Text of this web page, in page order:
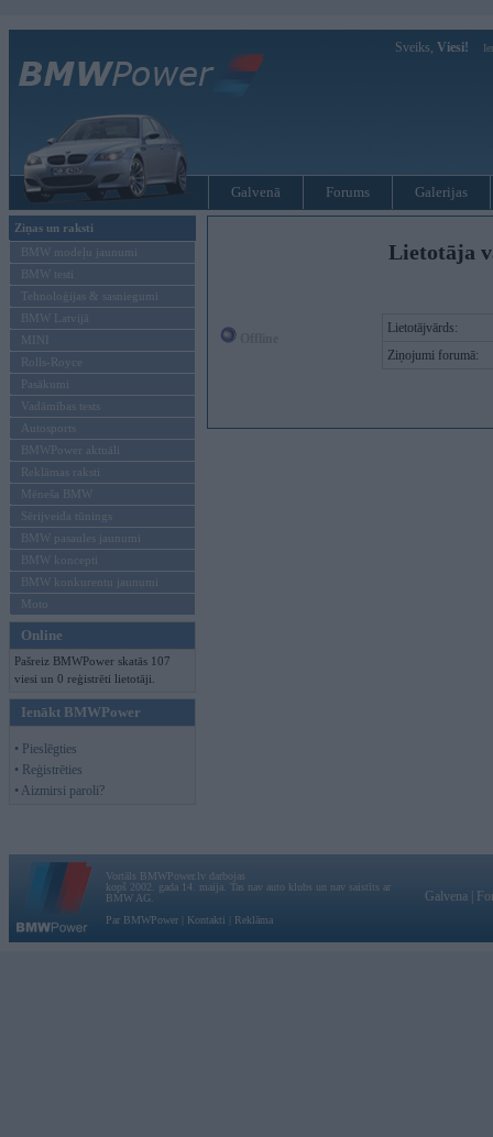
Sveiks, Viesi!
Galvenā Forums Galerijas
Ziņas un raksti
BMW modeļu jaunumi
BMW testi
Tehnoloģijas & sasniegumi
BMW Latvijā
MINI
Rolls-Royce
Pasākumi
Vadāmības tests
Autosports
BMWPower aktuāli
Reklāmas raksti
Mēneša BMW
Sērijveida tūnings
BMW pasaules jaunumi
BMW koncepti
BMW konkurentu jaunumi
Moto
Online
Pašreiz BMWPower skatās 107
viesi un 0 reģistrēti lietotāji.
Ienākt BMWPower
• Pieslēgties
• Reģistrēties
• Aizmirsi paroli?
Lietotāja
Lietotājvārds:
Ziņojumi forumā:
Vortāls BMWPower.lv darbojas
kopš 2002. gada 14. maija. Tas nav auto klubs un nav saistīts ar
BMW AG.
Par BMWPower
Kontakti Reklāma
Galvena